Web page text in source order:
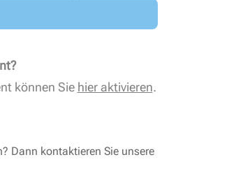
können Sie hier aktivieren.
Dann kontaktieren Sie unsere